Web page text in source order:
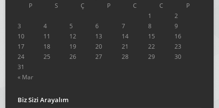
P
S Ç P C C P
« Mar
1
2
3
4 5 6 7 8
9
10
11 12 13 14 15
16
17
18 19 20 21 22
23
24
25 26 27 28 29
30
31
Biz Sizi Arayalım